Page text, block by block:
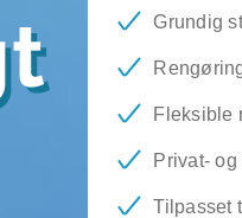
Grundig
Fleksible
Privat-
Tilpasset